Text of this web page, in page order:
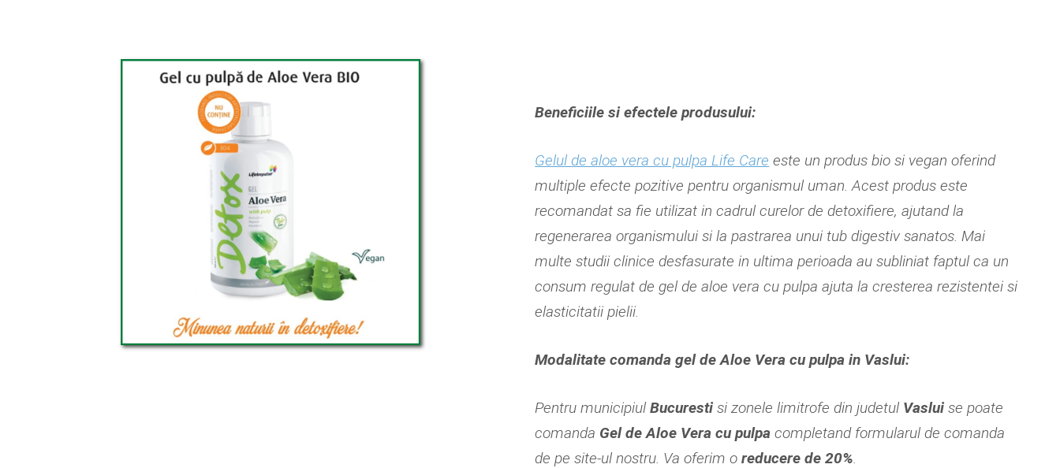
Beneficiile si efectele produsului:
Gelul de aloe vera cu pulpa Life Care este un produs bio si vegan oferind
multiple efecte pozitive pentru organismul uman. Acest produs este
recomandat sa fie utilizat in cadrul curelor de detoxifiere, ajutand la
regenerarea organismului si la pastrarea unui tub digestiv sanatos. Mai
multe studii clinice desfasurate in ultima perioada au subliniat faptul ca un
consum regulat de gel de aloe vera cu pulpa ajuta la cresterea rezistentei si
elasticitatii pielii.
Modalitate comanda gel de Aloe Vera cu pulpa in Vaslui:
Pentru municipiulBucuresti si zonele limitrofe din judetul Vaslui se poate
comanda Gel de Aloe Vera cu pulpa completand formularul de comanda
de pe site-ul nostru. Va oferim oreducere de 20%.